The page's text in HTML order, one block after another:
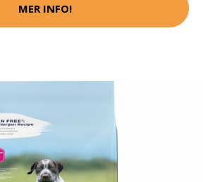
MER INFO!